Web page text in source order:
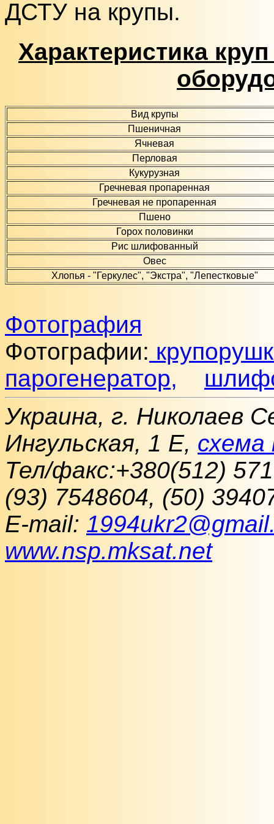
ДСТУ на крупы.
Характеристика
Вид крупы
Пшеничная
Ячневая
Перловая
Кукурузная
Гречневая пропаренная
Гречневая не пропаренная
Пшено
Горох половинки
Рис шлифованный
Овес
Хлопья - "Геркулес", "Экстра", "Лепестковые"
Фотография
Фотографии:
парогенератор,
Украина, г. Николаев
Ингульская, 1 Е, схема
Тел/факс:+380(512)
(93) 7548604, (50)
Е-mail:
www.nsp.mksat.net